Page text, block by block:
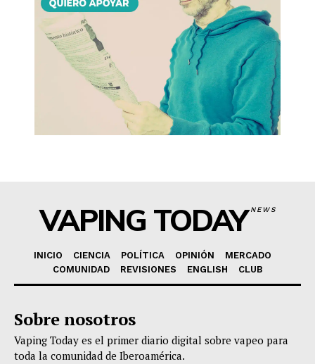
VAPING TODAYNEWS
INICIO CIENCIA POLÍTICA OPINIÓN
MERCADO
COMUNIDAD
REVISIONES ENGLISH CLUB
Sobre nosotros
Vaping Today es el primer diario digital sobre vapeo para
toda la comunidad de Iberoamérica.